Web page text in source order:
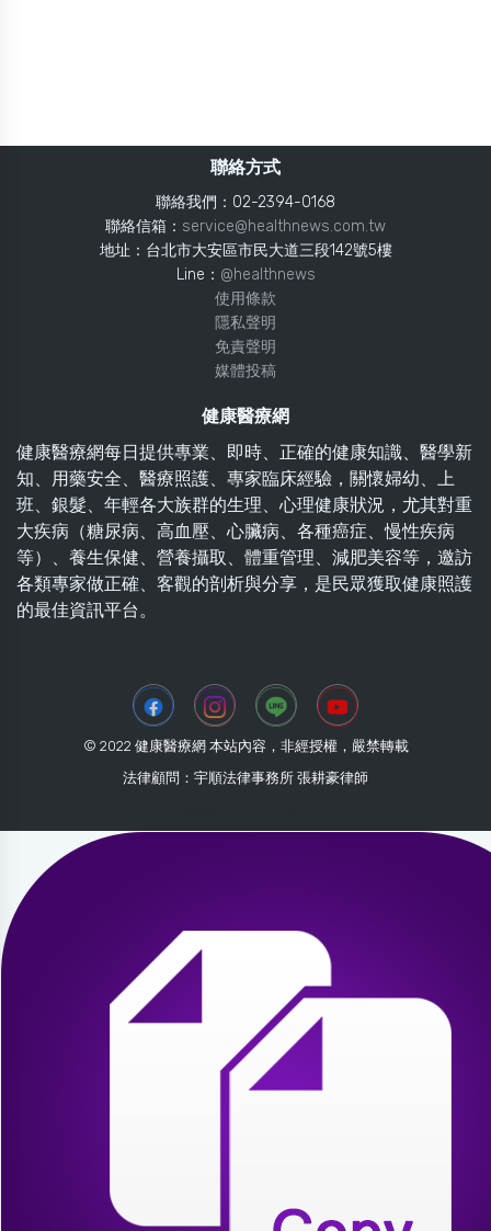
聯絡方式
聯絡我們：02-2394-0168
聯絡信箱： service@healthnews.com.tw
地址：台北市大安區市民大道三段142號5樓
Line： @healthnews
使用條款
隱私聲明
免責聲明
媒體投稿
健康醫療網
健康醫療網每日提供專業、即時、正確的健康知識、醫學新
知、用藥安全、醫療照護、專家臨床經驗，關懷婦幼、上
班、銀髮、年輕各大族群的生理、心理健康狀況，尤其對重
大疾病（糖尿病、高血壓、心臟病、各種癌症、慢性疾病
等）、養生保健、營養攝取、體重管理、減肥美容等，邀訪
各類專家做正確、客觀的剖析與分享，是民眾獲取健康照護
的最佳資訊平台。
© 2022 健康醫療網 本站內容，非經授權，嚴禁轉載
法律顧問：宇順法律事務所 張耕豪律師